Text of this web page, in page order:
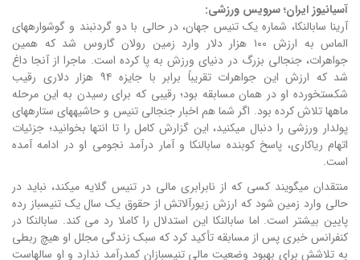
آسیانیوز ایران؛ سرویس ورزشی:
آرینا سابالنکا، شماره یک تنیس جهان، در حالی با دو گردنبند و گوشوارههای
الماس به ارزش ۱۰۰ هزار دلار وارد زمین رولان گاروس شد که همین
جواهرات، جنجالی بزرگ در دنیای ورزش به پا کرده است. ماجرا از آنجا داغ
شد که ارزش این جواهرات تقریباً برابر با جایزه ۹۴ هزار دلاری رقیب
شکستخورده او در همان مسابقه بود؛ رقیبی که برای رسیدن به این مرحله
ماهها تلاش کرده بود. اگر شما هم اخبار جنجالی تنیس و حاشیههای ستارههای
پولدار ورزشی را دنبال میکنید، این گزارش کامل را تا انتها بخوانید؛ جزئیات
اتهام ریاکاری، پاسخ کوبنده سابالنکا و آمار درآمد نجومی او در ادامه آمده
است.
منتقدان میگویند کسی که از نابرابری مالی در تنیس گلایه میکند، نباید در
حالی وارد زمین شود که ارزش زیورآلاتش از حقوق یک سال یک تنیسباز رده
پایین بیشتر است. اما سابالنکا این استدلال را کاملا رد می کند. سابالنکا در
کنفرانس خبری پس از مسابقه تأکید کرد که سبک زندگی مجلل او هیچ ربطی
به تلاشش برای بهبود وضعیت مالی تنیسبازان کمدرآمد ندارد و او سالهاست